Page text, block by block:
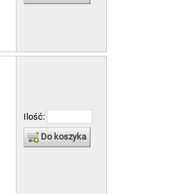
Ilość:
Do koszyka